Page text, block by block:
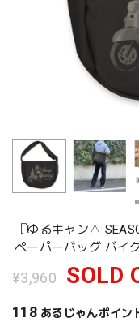
『ゆるキャン△
ペーパーバッグ バイ
¥3,960 SOLD
118 あるじゃんポイン